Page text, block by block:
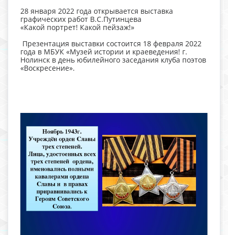
28 января 2022 года открывается выставка
графических работ В.С.Путинцева
«Какой портрет! Какой пейзаж!»
Презентация выставки состоится 18 февраля 2022
года в МБУК «Музей истории и краеведения! г.
Нолинск в день юбилейного заседания клуба поэтов
«Воскресение».